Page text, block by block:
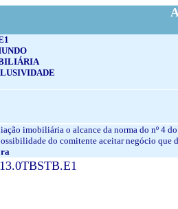
imobiliária o alcance da norma do nº 4
do comitente aceitar negócio